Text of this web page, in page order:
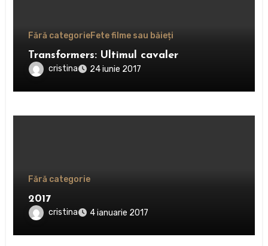
Fără categorieFete filme sau băieți
Transformers: Ultimul cavaler
cristina 24 iunie 2017
Fără categorie
2017
cristina 4 ianuarie 2017